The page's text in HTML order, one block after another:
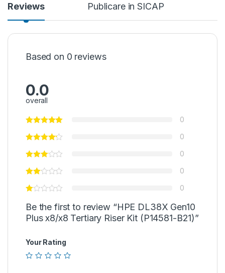
Reviews Publicare in SICAP
Based on 0 reviews
0.0
overall
0
0
0
0
0
Be the first to review “HPE DL38X Gen10
Plus x8/x8 Tertiary Riser Kit (P14581-B21)”
Your Rating